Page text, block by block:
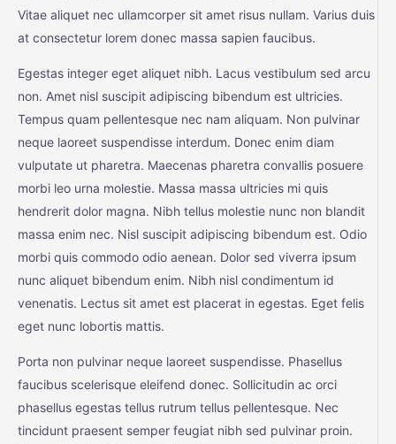
Vitae aliquet nec ullamcorper sit amet risus nullam. Varius duis
at consectetur lorem donec massa sapien faucibus.
Egestas integer eget aliquet nibh. Lacus vestibulum sed arcu
non. Amet nisl suscipit adipiscing bibendum est ultricies.
Tempus quam pellentesque nec nam aliquam. Non pulvinar
neque laoreet suspendisse interdum. Donec enim diam
vulputate ut pharetra. Maecenas pharetra convallis posuere
morbi leo urna molestie. Massa massa ultricies mi quis
hendrerit dolor magna. Nibh tellus molestie nunc non blandit
massa enim nec. Nisl suscipit adipiscing bibendum est. Odio
morbi quis commodo odio aenean. Dolor sed viverra ipsum
nunc aliquet bibendum enim. Nibh nisl condimentum id
venenatis. Lectus sit amet est placerat in egestas. Eget felis
eget nunc lobortis mattis.
Porta non pulvinar neque laoreet suspendisse. Phasellus
faucibus scelerisque eleifend donec. Sollicitudin ac orci
phasellus egestas tellus rutrum tellus pellentesque. Nec
tincidunt praesent semper feugiat nibh sed pulvinar proin.